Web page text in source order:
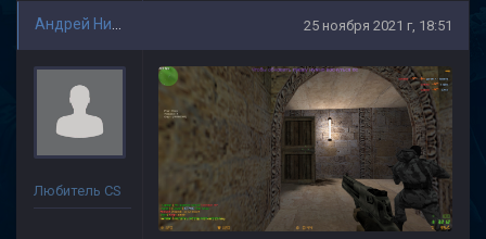
25 ноября 2021 г, 18:51
Любитель CS